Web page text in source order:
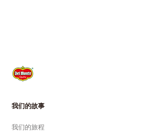
我们的故事
我们的旅程